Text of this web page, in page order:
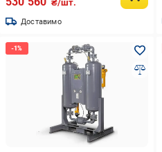
₴/шт.
Доставимо